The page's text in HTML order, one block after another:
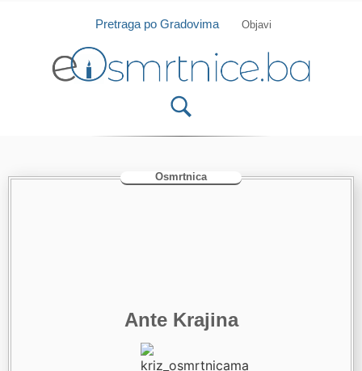
Isprobajte našu Android i IOS aplikaciju
Pretraga po Gradovima Objavi
Osmrtnica
Ante Krajina